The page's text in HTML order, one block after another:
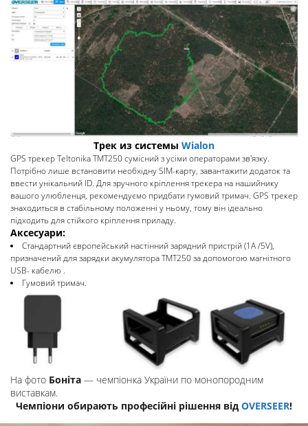
Трек из системы Wialon
GPS трекер Teltonika ТМТ250 сумісний з усіми операторами зв'язку.
Потрібно лише встановити необхідну SIM-карту, завантажити додаток та
ввести унікальний ID. Для зручного кріплення трекера на нашийнику
вашого улюбленця, рекомендуємо придбати гумовий тримач. GPS трекер
знаходиться в стабільному положенні у ньому, тому він ідеально
підходить для стійкого кріплення приладу.
Аксесуари:
Стандартний європейський настінний зарядний пристрій (1A /5V),
призначений для зарядки акумулятора TMT250 за допомогою магнітного
USB- кабелю .
Гумовий тримач.
На фото Боніта — чемпіонка України по монопородним
виставкам.
Чемпіони обирають професійні рішення від OVERSEER!